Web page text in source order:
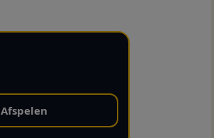
Afspelen